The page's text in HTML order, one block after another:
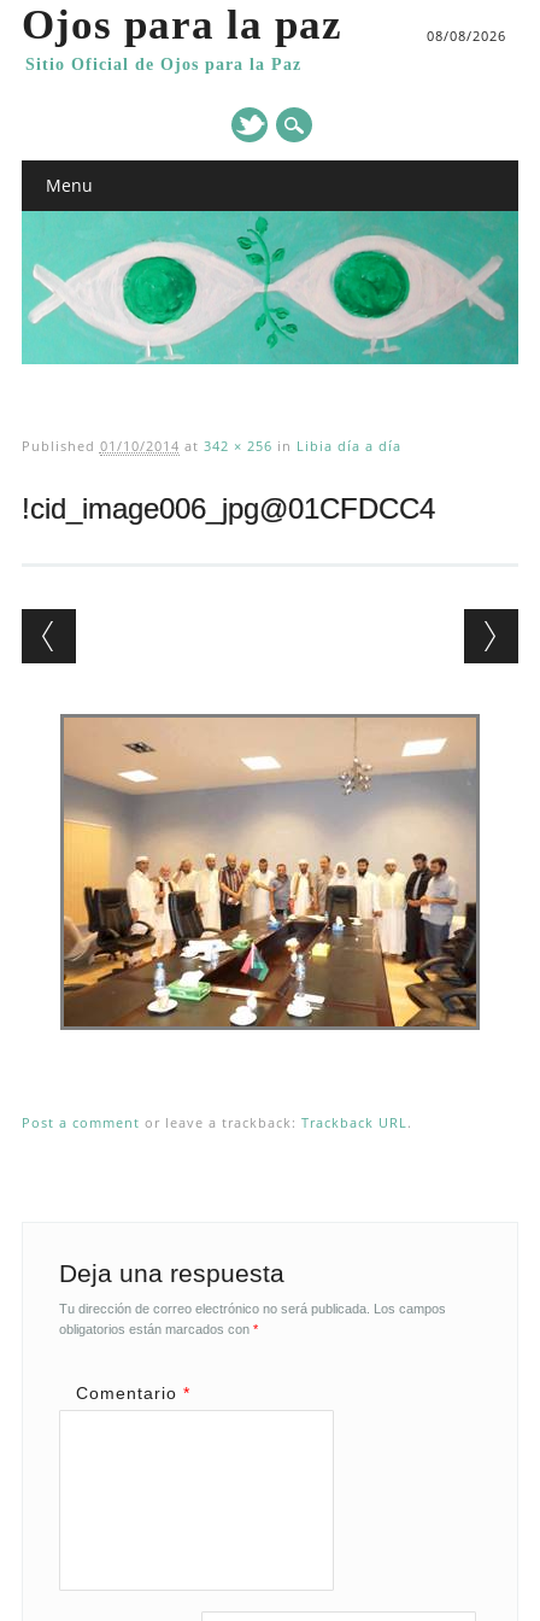
Ojos para la paz
Sitio Oficial de Ojos para la Paz
08/08/2026
Main menu
Menu
Published 01/10/2014 at 342 × 256 in Libia día a día
!cid_image006_jpg@01CFDCC4
Post a comment or leave a trackback: Trackback URL .
Deja una respuesta
Tu dirección de correo electrónico no será publicada. Los campos
obligatorios están marcados con *
Comentario *